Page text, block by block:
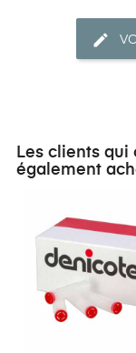
Les clients
également